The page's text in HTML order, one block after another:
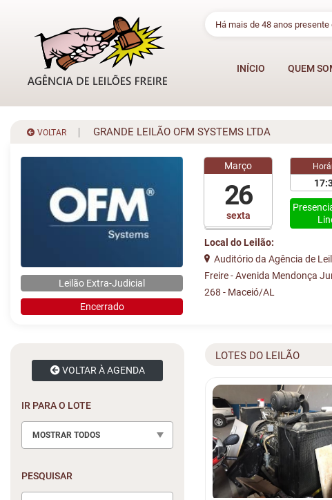
Há mais de 48 anos
INÍCIO QUEM
VOLTAR GRANDE LEILÃO OFM SYSTEMS LTDA
Leilão Extra-Judicial
Encerrado
sexta
Março
26
Local do Leilão:
Auditório da Agência de
Freire - Avenida Mendonça
268 - Maceió/AL
VOLTAR À AGENDA
IR PARA O LOTE
MOSTRAR TODOS
PESQUISAR
LOTES DO LEILÃO